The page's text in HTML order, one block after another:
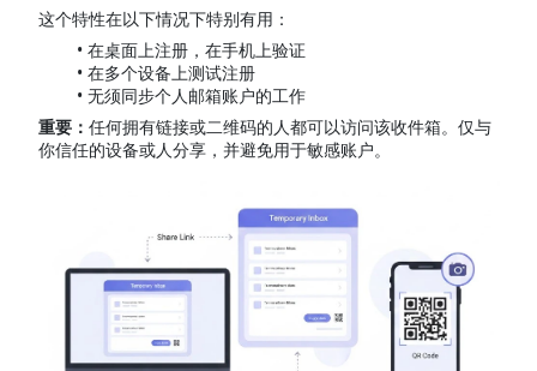
这个特性在以下情况下特别有用：
在桌面上注册，在手机上验证
在多个设备上测试注册
无须同步个人邮箱账户的工作
重要： 任何拥有链接或二维码的人都可以访问该收件箱。仅与
你信任的设备或人分享，并避免用于敏感账户。